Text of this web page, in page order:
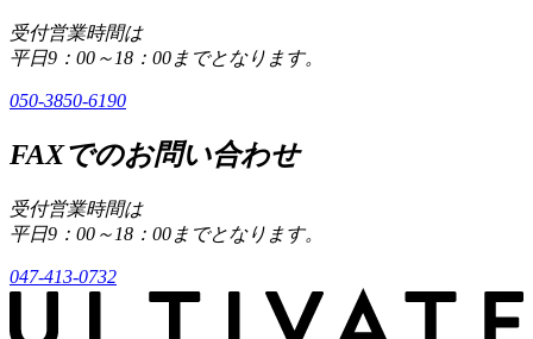
受付営業時間は
平日9：00～18：00までとなります。
050-3850-6190
FAXでのお問い合わせ
受付営業時間は
平日9：00～18：00までとなります。
047-413-0732